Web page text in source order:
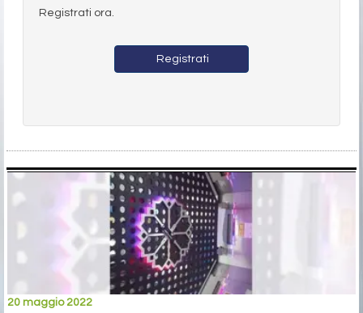
Registrati ora.
Registrati
20 maggio 2022